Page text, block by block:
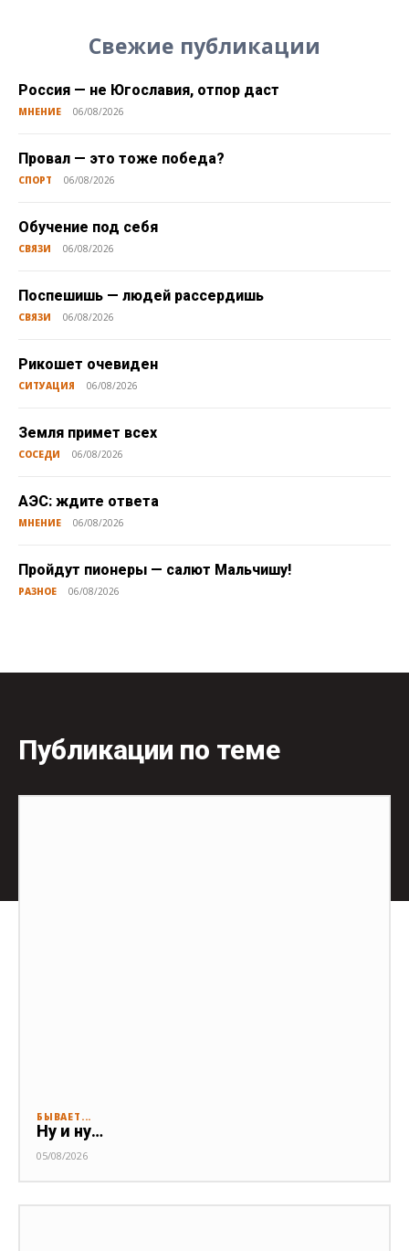
Свежие публикации
Россия — не Югославия, отпор даст
МНЕНИЕ 06/08/2026
Провал — это тоже победа?
СПОРТ 06/08/2026
Обучение под себя
СВЯЗИ 06/08/2026
Поспешишь — людей рассердишь
СВЯЗИ 06/08/2026
Рикошет очевиден
СИТУАЦИЯ 06/08/2026
Земля примет всех
СОСЕДИ 06/08/2026
АЭС: ждите ответа
МНЕНИЕ 06/08/2026
Пройдут пионеры — салют Мальчишу!
РАЗНОЕ 06/08/2026
Публикации по теме
БЫВАЕТ...
Ну и ну…
05/08/2026